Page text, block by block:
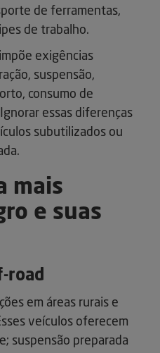
de ferramentas,
de trabalho.
exigências
suspensão,
consumo de
essas diferenças
subutilizados ou
mais
e suas
road
em áreas rurais e
veículos oferecem
suspensão preparada